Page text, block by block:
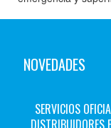
NOVEDADES
SERVICIOS
DISTRIBUIDORES